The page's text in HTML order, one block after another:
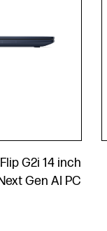
G2i 14 inch
Gen AI PC